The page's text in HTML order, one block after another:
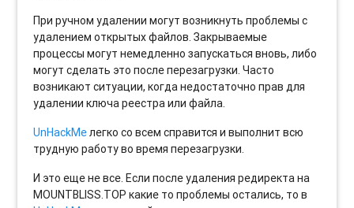
При ручном удалении могут возникнуть проблемы с
удалением открытых файлов. Закрываемые
процессы могут немедленно запускаться вновь, либо
могут сделать это после перезагрузки. Часто
возникают ситуации, когда недостаточно прав для
удалении ключа реестра или файла.
UnHackMeлегко со всем справится и выполнит всю
трудную работу во время перезагрузки.
И это еще не все. Если после удаления редиректа на
MOUNTBLISS.TOP какие то проблемы остались, то в